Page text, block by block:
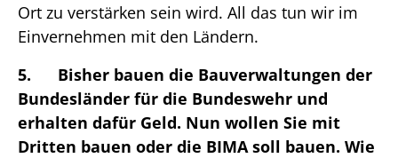
Ort zu verstärken sein wird. All das tun wir im
Einvernehmen mit den Ländern.
5. Bisher bauen die Bauverwaltungen der
Bundesländer für die Bundeswehr und
erhalten dafür Geld. Nun wollen Sie mit
Dritten bauen oder die BIMA soll bauen. Wie